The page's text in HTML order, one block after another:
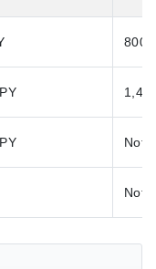
800
Not
Not